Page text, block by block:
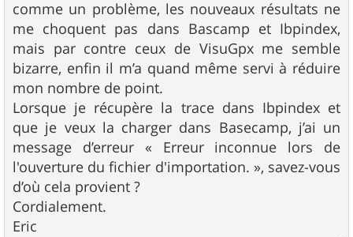
comme un problème, les nouveaux résultats ne
me choquent pas dans Bascamp et Ibpindex,
mais par contre ceux de VisuGpx me semble
bizarre, enfin il m’a quand même servi à réduire
mon nombre de point.
Lorsque je récupère la trace dans Ibpindex et
que je veux la charger dans Basecamp, j’ai un
message d’erreur « Erreur inconnue lors de
l'ouverture du fichier d'importation. », savez-vous
d’où cela provient ?
Cordialement.
Eric